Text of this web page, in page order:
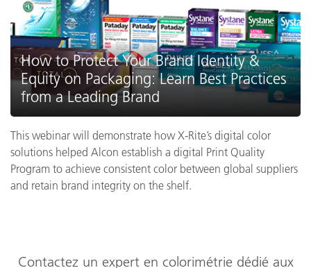
How to Protect Your Brand Identity &
Equity on Packaging: Learn Best Practices
from a Leading Brand
This webinar will demonstrate how X-Rite’s digital color
solutions helped Alcon establish a digital Print Quality
Program to achieve consistent color between global suppliers
and retain brand integrity on the shelf.
Contactez un expert en colorimétrie dédié aux